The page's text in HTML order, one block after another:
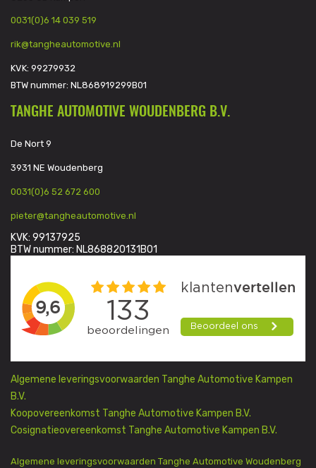
0031(0)6 14 039 519
rik@tangheautomotive.nl
KVK: 99279932
BTW nummer: NL868919299B01
TANGHE AUTOMOTIVE WOUDENBERG B.V.
De Nort 9
3931 NE Woudenberg
0031(0)6 52 672 600
pieter@tangheautomotive.nl
KVK: 99137925
BTW nummer: NL868820131B01
Algemene leveringsvoorwaarden Tanghe Automotive Kampen
B.V.
Koopovereenkomst Tanghe Automotive Kampen B.V.
Cosignatieovereenkomst Tanghe Automotive Kampen B.V.
Algemene leveringsvoorwaarden Tanghe Automotive Woudenberg